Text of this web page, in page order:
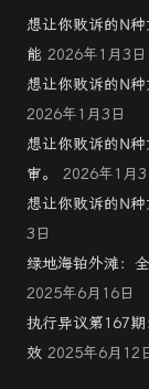
想让你败诉的N
能 2026年1月3日
想让你败诉的N
2026年1月3日
想让你败诉的N
审。
2026年1月3
想让你败诉的N种
3日
绿地海铂外滩：
2025年6月16日
执行异议第167
效 2025年6月12